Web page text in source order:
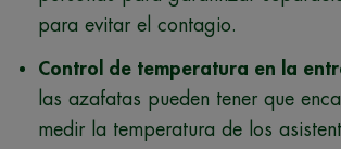
para evitar el contagio.
Control de temperatura en la
las azafatas pueden tener que
medir la temperatura de los